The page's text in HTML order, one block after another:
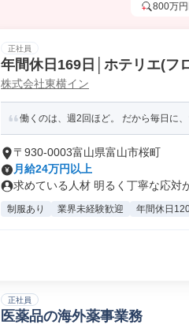
800万
正社員
年間休日169日│ホテリエ(フ
株式会社東横イン
働くのは、週2回ほど。 だから毎日に、
〒930-0003富山県富山市桜町
月給24万円以上
求めている人材 明るく丁寧な応対
制服あり 業界未経験歓迎 年間休日
正社員
医薬品の海外薬事業務